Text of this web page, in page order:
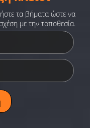
τα βήματα ώστε να
με την τοποθεσία.